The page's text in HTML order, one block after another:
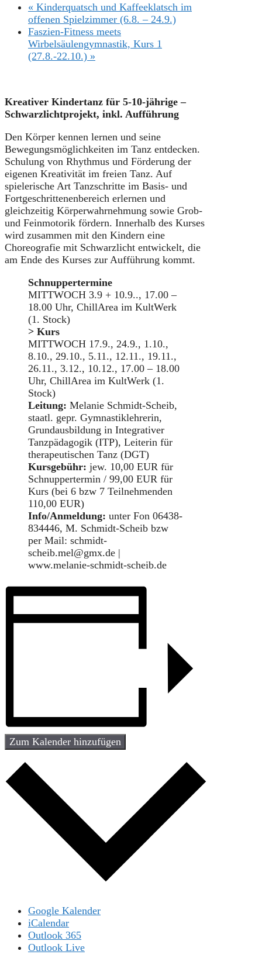
« Kinderquatsch und Kaffeeklatsch im
offenen Spielzimmer (6.8. – 24.9.)
Faszien-Fitness meets
Wirbelsäulengymnastik, Kurs 1
(27.8.-22.10.) »
Kreativer Kindertanz für 5-10-jährige –
Schwarzlichtprojekt, inkl. Aufführung
Den Körper kennen lernen und seine
Bewegungsmöglichkeiten im Tanz entdecken.
Schulung von Rhythmus und Förderung der
eigenen Kreativität im freien Tanz. Auf
spielerische Art Tanzschritte im Basis- und
Fortgeschrittenenbereich erlernen und
gleichzeitig Körperwahrnehmung sowie Grob-
und Feinmotorik fördern. Innerhalb des Kurses
wird zusammen mit den Kindern eine
Choreografie mit Schwarzlicht entwickelt, die
am Ende des Kurses zur Aufführung kommt.
Schnuppertermine
MITTWOCH 3.9 + 10.9.., 17.00 –
18.00 Uhr, ChillArea im KultWerk
(1. Stock)
> Kurs
MITTWOCH 17.9., 24.9., 1.10.,
8.10., 29.10., 5.11., 12.11., 19.11.,
26.11., 3.12., 10.12., 17.00 – 18.00
Uhr, ChillArea im KultWerk (1.
Stock)
Leitung: Melanie Schmidt-Scheib,
staatl. gepr. Gymnastiklehrerin,
Grundausbildung in Integrativer
Tanzpädagogik (ITP), Leiterin für
therapeutischen Tanz (DGT)
Kursgebühr: jew. 10,00 EUR für
Schnuppertermin / 99,00 EUR für
Kurs (bei 6 bzw 7 Teilnehmenden
110,00 EUR)
Info/Anmeldung: unter Fon 06438-
834446, M. Schmidt-Scheib bzw
per Mail: schmidt-
scheib.mel@gmx.de |
www.melanie-schmidt-scheib.de
Zum Kalender hinzufügen
Google Kalender
iCalendar
Outlook 365
Outlook Live